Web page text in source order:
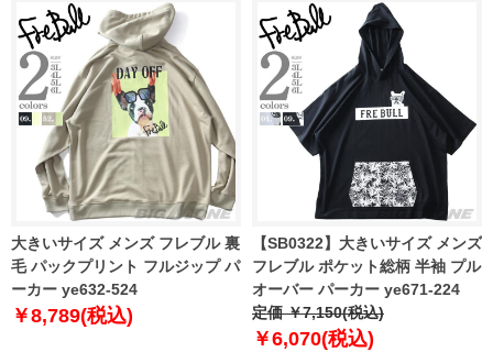
大きいサイズ メンズ フレブル 裏
毛 パックプリント フルジップ パ
ーカー ye632-524
￥8,789(税込)
【SB0322】大きいサイズ メンズ
フレブル ポケット総柄 半袖 プル
オーバー パーカー ye671-224
定価 ￥7,150(税込)
￥6,070(税込)